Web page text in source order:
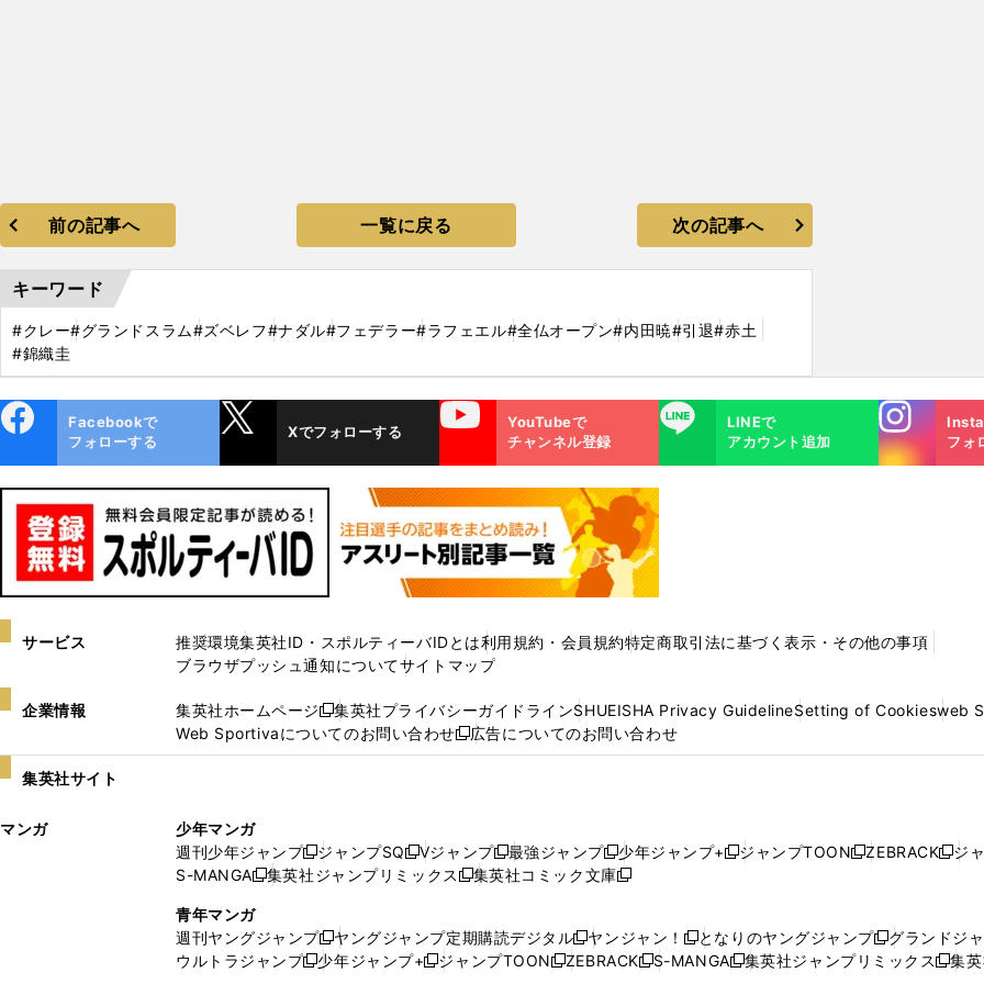
前の記事へ 一覧に戻る 次の記事へ
キーワード
#クレー#グランドスラム#ズベレフ#ナダル#フェデラー#ラフェエル#全仏オープン#内田暁#引退#赤土
#錦織圭
ok
Facebookで
フォローする
Xでフォローする
YouTube
YouTubeで
チャンネル登録
LINE
LINEで
アカウント追加
Instagra
m
フォ
サービス 推奨環境集英社ID・スポルティーバIDとは利用規約・会員規約特定商取引法に基づく表示・その他の事項
ブラウザプッシュ通知についてサイトマップ
企業情報 集英社ホームページ
新
し
い
ド
ウ
く
集英社プライバシーガイドラインSHUEISHA Privacy GuidelineSetting of Cookiesweb
Web Sportivaについてのお問い合わせ
新
し
ン
ド
開
く
広告についてのお問い合わせ
集英社サイト
マンガ
少年マンガ
週刊少年ジャンプ
新
し
ィ
ン
ジャンプSQ
新
し
ィ
ン
Vジャンプ
新
し
ィ
ン
最強ジャンプ
新
し
ィ
ン
少年ジャンプ+
新
ィ
ン
ジャンプTOON
新
ィ
ン
ZEBRACK
新
ィ
ン
ジ
S-MANGA
新
い
ウ
ィ
集英社ジャンプリミックス
新
ウ
ィ
集英社コミック文庫
新
ウ
ィ
青年マンガ
週刊ヤングジャンプ
新
し
ヤングジャンプ定期購読デジタル
新
し
ヤンジャン！新
し
となりのヤングジャンプ
新
し
グランドジ
ウルトラジャンプ
新
少年ジャンプ+
新
ジャンプTOON
新
ZEBRACK
新
S-MANGA
新
集英社ジャンプリミックス
新
集